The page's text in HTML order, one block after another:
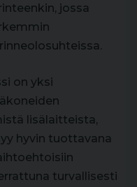
jossa
on yksi
lisälaitteista,
hyvin tuottavana
turvallisesti